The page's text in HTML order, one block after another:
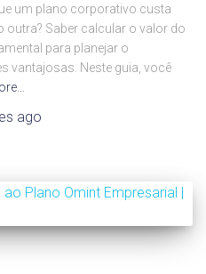
um plano corporativo custa
outra? Saber calcular o valor do
para planejar o
vantajosas. Neste guia, você
ago